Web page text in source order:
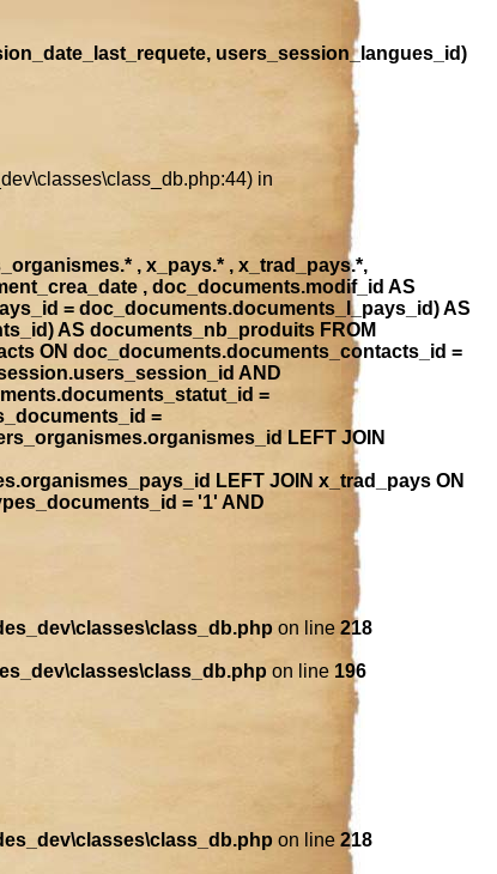
users_session_langues_id)
in
, x_pays.* , x_trad_pays.*,
, doc_documents.modif_id AS
= doc_documents.documents_l_pays_id) AS
AS documents_nb_produits FROM
ON doc_documents.documents_contacts_id =
AND
=
=
LEFT JOIN
LEFT JOIN x_trad_pays ON
= '1' AND
on line 218
on line 196
on line 218